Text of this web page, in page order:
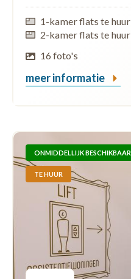
1-kamer flats te huur
2-kamer flats te huur
16 foto's
meer informatie
ONMIDDELLIJK BESCHIKBAAR
TE HUUR